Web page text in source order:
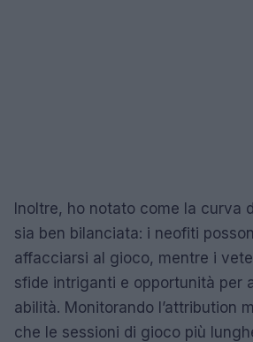
Inoltre, ho notato come la curva
sia ben bilanciata: i neofiti
affacciarsi al gioco, mentre i
sfide intriganti e opportunità per
abilità. Monitorando l’attribution
che le sessioni di gioco più